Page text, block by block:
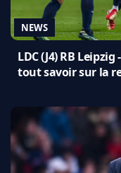
NEWS
LDC (J4) RB
tout savoir sur la